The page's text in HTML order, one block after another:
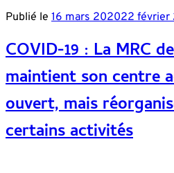
Publié le 16 mars 202022 février
COVID-19 : La MRC
maintient son centre
ouvert, mais
certains activités